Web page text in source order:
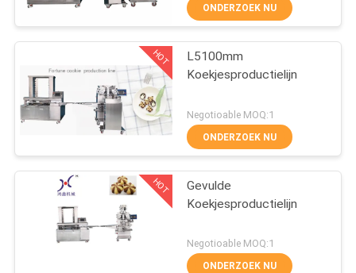
KWALITEITSCONTROLE
NEEM
CONTACT
ONS
NIEUWS
Koekjesproductielijn
ONDERZOEK NU
HOT
L5100mm
Koekjesproductielijn
Negotioable MOQ:1
ONDERZOEK NU
HOT
Gevulde
Koekjesproductielijn
Negotioable MOQ:1
ONDERZOEK NU